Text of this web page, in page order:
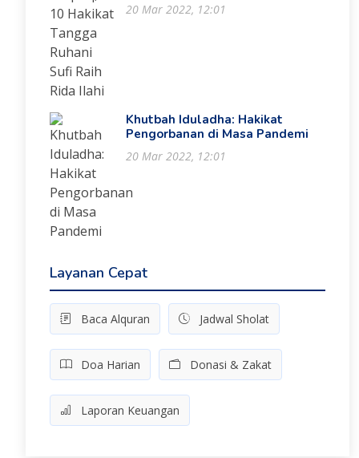
20 Mar 2022, 12:01
Khutbah Iduladha: Hakikat
Pengorbanan di Masa Pandemi
20 Mar 2022, 12:01
Layanan Cepat
Baca Alquran Jadwal Sholat
Doa Harian Donasi & Zakat
Laporan Keuangan